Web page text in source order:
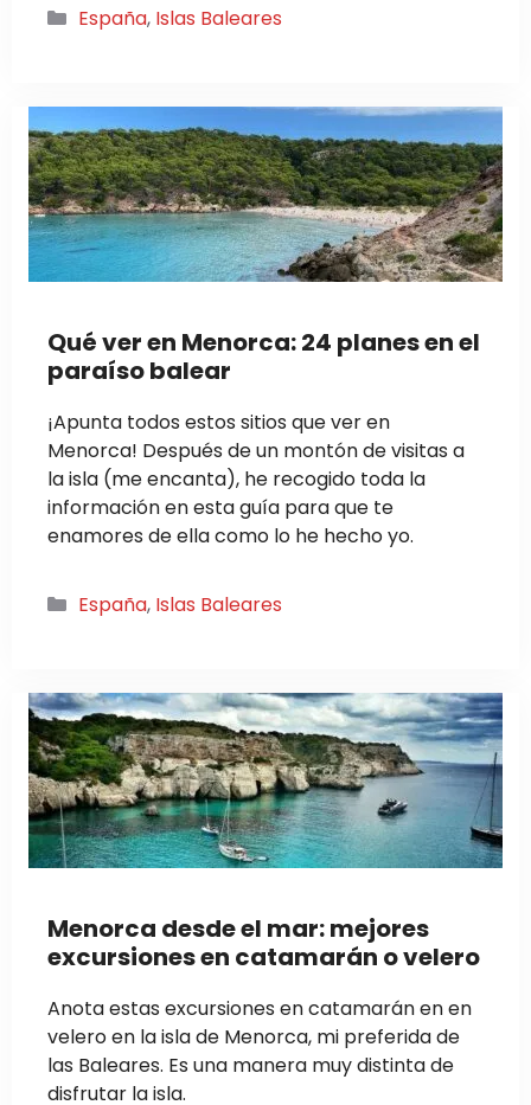
Categorías
España, Islas Baleares
Qué ver en Menorca: 24 planes en el
paraíso balear
¡Apunta todos estos sitios que ver en
Menorca! Después de un montón de visitas a
la isla (me encanta), he recogido toda la
información en esta guía para que te
enamores de ella como lo he hecho yo.
Categorías
España, Islas Baleares
Menorca desde el mar: mejores
excursiones en catamarán o velero
Anota estas excursiones en catamarán en en
velero en la isla de Menorca, mi preferida de
las Baleares. Es una manera muy distinta de
disfrutar la isla.